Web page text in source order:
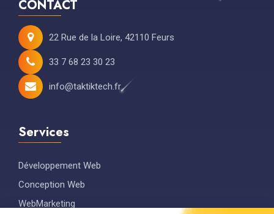
Services
Développement Web
Conception Web
WebMarketing
CONTACT
22 Rue de la Loire, 42110 Feurs
33 7 68 23 30 23
info@taktiktech.fr